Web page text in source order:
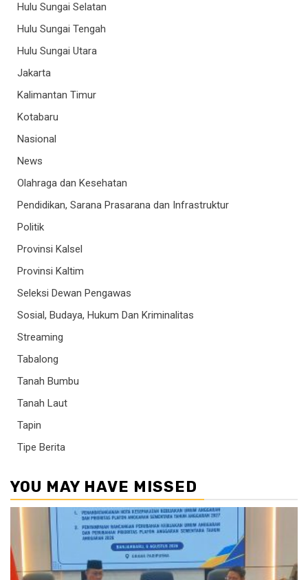
Hulu Sungai Selatan
Hulu Sungai Tengah
Hulu Sungai Utara
Jakarta
Kalimantan Timur
Kotabaru
Nasional
News
Olahraga dan Kesehatan
Pendidikan, Sarana Prasarana dan Infrastruktur
Politik
Provinsi Kalsel
Provinsi Kaltim
Seleksi Dewan Pengawas
Sosial, Budaya, Hukum Dan Kriminalitas
Streaming
Tabalong
Tanah Bumbu
Tanah Laut
Tapin
Tipe Berita
YOU MAY HAVE MISSED